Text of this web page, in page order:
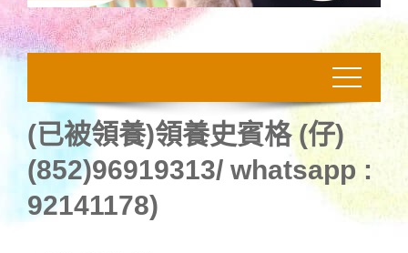
(已被領養)領養史賓格 (仔)
(852)96919313/ whatsapp :
92141178)